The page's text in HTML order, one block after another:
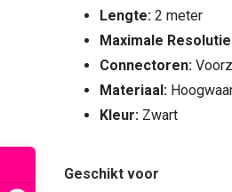
Lengte: 2 meter
Maximale
Connectoren:
Materiaal:
Kleur: Zwart
Geschikt voor